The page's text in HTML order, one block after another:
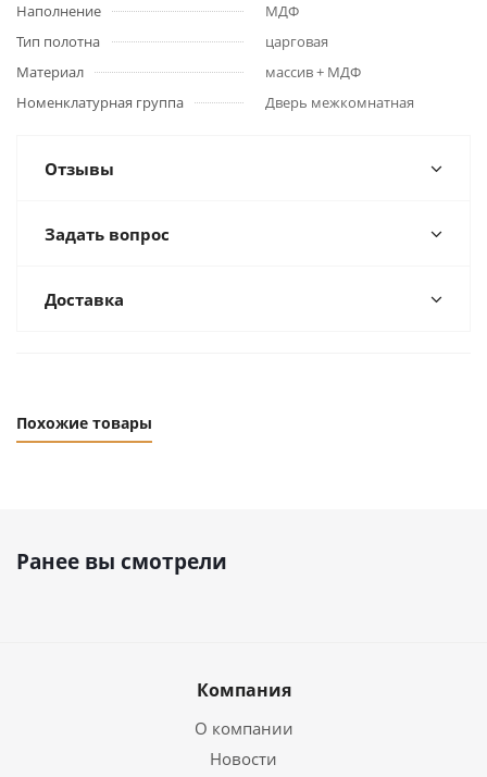
Наполнение
МДФ
Тип полотна
царговая
Материал
массив + МДФ
Номенклатурная группа
Дверь межкомнатная
Отзывы
Задать вопрос
Доставка
Похожие товары
Ранее вы смотрели
Компания
О компании
Новости